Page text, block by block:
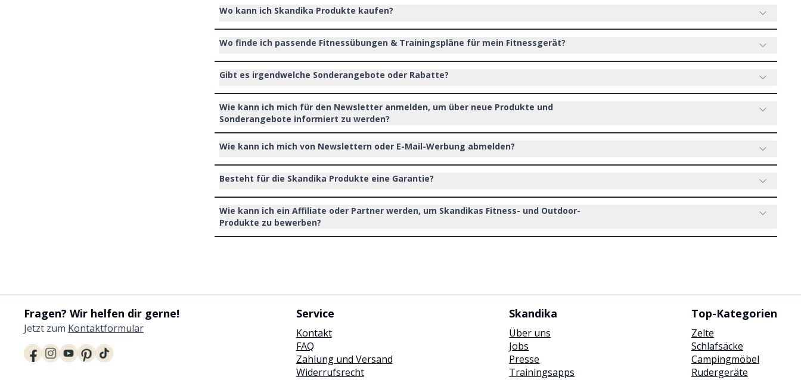
Wo kann ich Skandika Produkte kaufen?
Wo finde ich passende Fitnessübungen & Trainingspläne für mein Fitnessgerät?
Gibt es irgendwelche Sonderangebote oder Rabatte?
Wie kann ich mich für den Newsletter anmelden, um über neue Produkte und
Sonderangebote informiert zu werden?
Wie kann ich mich von Newslettern oder E-Mail-Werbung abmelden?
Besteht für die Skandika Produkte eine Garantie?
Wie kann ich ein Affiliate oder Partner werden, um Skandikas Fitness- und Outdoor-
Produkte zu bewerben?
Fragen? Wir helfen dir gerne!
Jetzt zum Kontaktformular
Service
Kontakt
FAQ
Zahlung und Versand
Widerrufsrecht
Skandika
Über uns
Jobs
Presse
Trainingsapps
Top-Kategorien
Zelte
Schlafsäcke
Campingmöbel
Rudergeräte